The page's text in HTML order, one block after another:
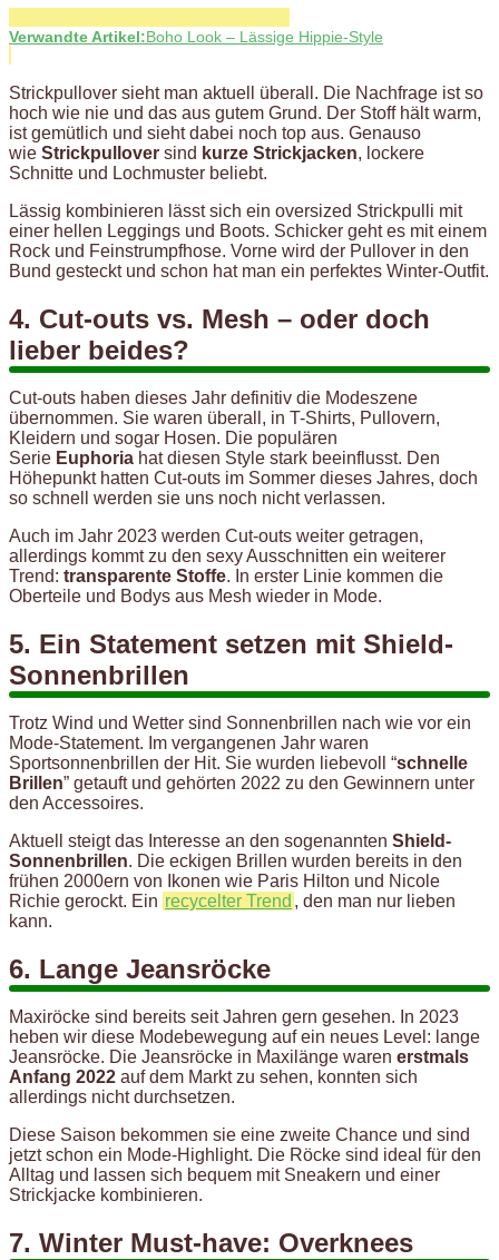
Verwandte Artikel:Boho Look – Lässige Hippie-Style
Strickpullover sieht man aktuell überall. Die Nachfrage ist so
hoch wie nie und das aus gutem Grund. Der Stoff hält warm,
ist gemütlich und sieht dabei noch top aus. Genauso
wie Strickpullover sind kurze Strickjacken, lockere
Schnitte und Lochmuster beliebt.
Lässig kombinieren lässt sich ein oversized Strickpulli mit
einer hellen Leggings und Boots. Schicker geht es mit einem
Rock und Feinstrumpfhose. Vorne wird der Pullover in den
Bund gesteckt und schon hat man ein perfektes Winter-Outfit.
4. Cut-outs vs. Mesh – oder doch
lieber beides?
Cut-outs haben dieses Jahr definitiv die Modeszene
übernommen. Sie waren überall, in T-Shirts, Pullovern,
Kleidern und sogar Hosen. Die populären
Serie Euphoria hat diesen Style stark beeinflusst. Den
Höhepunkt hatten Cut-outs im Sommer dieses Jahres, doch
so schnell werden sie uns noch nicht verlassen.
Auch im Jahr 2023 werden Cut-outs weiter getragen,
allerdings kommt zu den sexy Ausschnitten ein weiterer
Trend: transparente Stoffe. In erster Linie kommen die
Oberteile und Bodys aus Mesh wieder in Mode.
5. Ein Statement setzen mit Shield-
Sonnenbrillen
Trotz Wind und Wetter sind Sonnenbrillen nach wie vor ein
Mode-Statement. Im vergangenen Jahr waren
Sportsonnenbrillen der Hit. Sie wurden liebevoll “schnelle
Brillen” getauft und gehörten 2022 zu den Gewinnern unter
den Accessoires.
Aktuell steigt das Interesse an den sogenannten Shield-
Sonnenbrillen. Die eckigen Brillen wurden bereits in den
frühen 2000ern von Ikonen wie Paris Hilton und Nicole
Richie gerockt. Ein recycelter Trend , den man nur lieben
kann.
6. Lange Jeansröcke
Maxiröcke sind bereits seit Jahren gern gesehen. In 2023
heben wir diese Modebewegung auf ein neues Level: lange
Jeansröcke. Die Jeansröcke in Maxilänge waren erstmals
Anfang 2022 auf dem Markt zu sehen, konnten sich
allerdings nicht durchsetzen.
Diese Saison bekommen sie eine zweite Chance und sind
jetzt schon ein Mode-Highlight. Die Röcke sind ideal für den
Alltag und lassen sich bequem mit Sneakern und einer
Strickjacke kombinieren.
7. Winter Must-have: Overknees